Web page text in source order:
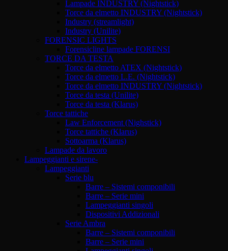
Lampade INDUSTRY (Nightstick)
Torce da elmetto INDUSTRY (Nightstick)
Industry (streamlight)
Industry (Unilite)
FORENSIC LIGHTS
Forensicline lampade FORENSI
TORCE DA TESTA
Torce da elmetto ATEX (Nightstick)
Torce da elmetto L.E. (Nightstick)
Torce da elmetto INDUSTRY (Nightstick)
Torce da testa (Unilite)
Torce da testa (Klarus)
Torce tattiche
Law Enforcement (Nighstick)
Torce tattiche (Klarus)
Sottoarma (Klarus)
Lampade da lavoro
Lampeggianti e sirene-
Lampeggianti
Serie blu
Barre – Sistemi componibili
Barre – Serie mini
Lampeggianti singoli
Dispositivi Addizionali
Serie Ambra
Barre – Sistemi componibili
Barre – Serie mini